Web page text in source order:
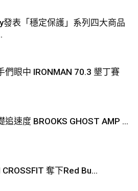
發表「穩定保護」系列四大商品
們眼中 IRONMAN 70.3 墾丁賽
追速度 BROOKS GHOST AMP ...
CROSSFIT 奪下Red Bu...